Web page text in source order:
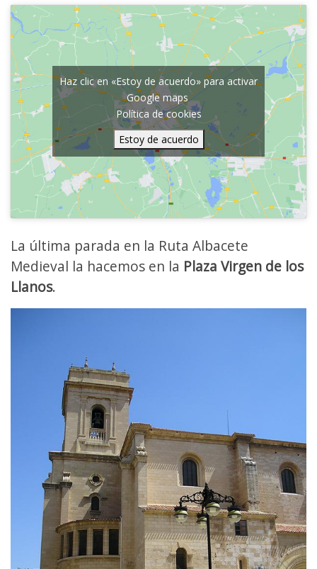
Haz clic en «Estoy de acuerdo» para activar
Google maps
Política de cookies
Estoy de acuerdo
La última parada en la Ruta Albacete
Medieval la hacemos en la Plaza Virgen de los
Llanos.